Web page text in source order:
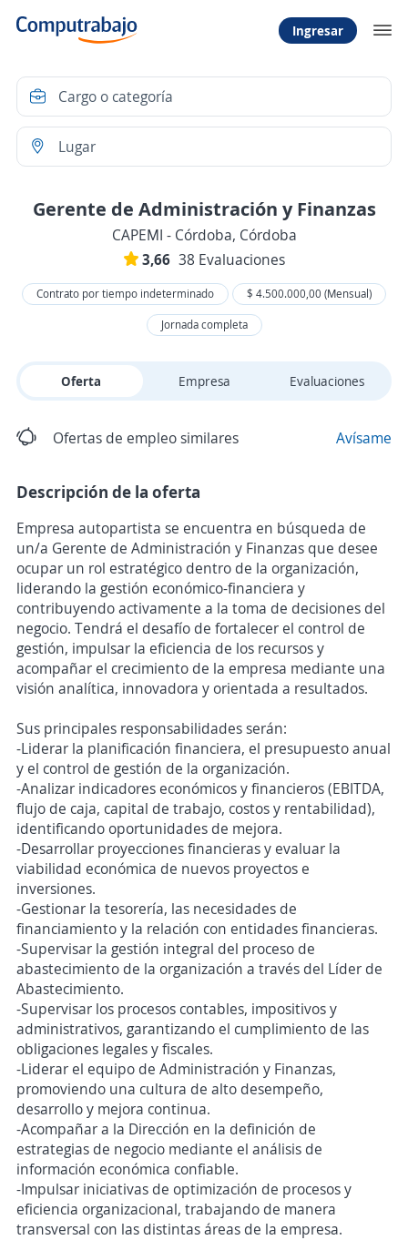
Ingresar
Gerente de Administración y Finanzas
CAPEMI - Córdoba, Córdoba
3,66 38 Evaluaciones
Contrato por tiempo indeterminado
$ 4.500.000,00 (Mensual)
Jornada completa
Oferta Empresa Evaluaciones
Ofertas de empleo similares Avísame
Descripción de la oferta
Empresa autopartista se encuentra en búsqueda de
un/a Gerente de Administración y Finanzas que desee
ocupar un rol estratégico dentro de la organización,
liderando la gestión económico-financiera y
contribuyendo activamente a la toma de decisiones del
negocio. Tendrá el desafío de fortalecer el control de
gestión, impulsar la eficiencia de los recursos y
acompañar el crecimiento de la empresa mediante una
visión analítica, innovadora y orientada a resultados.
Sus principales responsabilidades serán:
-Liderar la planificación financiera, el presupuesto anual
y el control de gestión de la organización.
-Analizar indicadores económicos y financieros (EBITDA,
flujo de caja, capital de trabajo, costos y rentabilidad),
identificando oportunidades de mejora.
-Desarrollar proyecciones financieras y evaluar la
viabilidad económica de nuevos proyectos e
inversiones.
-Gestionar la tesorería, las necesidades de
financiamiento y la relación con entidades financieras.
-Supervisar la gestión integral del proceso de
abastecimiento de la organización a través del Líder de
Abastecimiento.
-Supervisar los procesos contables, impositivos y
administrativos, garantizando el cumplimiento de las
obligaciones legales y fiscales.
-Liderar el equipo de Administración y Finanzas,
promoviendo una cultura de alto desempeño,
desarrollo y mejora continua.
-Acompañar a la Dirección en la definición de
estrategias de negocio mediante el análisis de
información económica confiable.
-Impulsar iniciativas de optimización de procesos y
eficiencia organizacional, trabajando de manera
transversal con las distintas áreas de la empresa.